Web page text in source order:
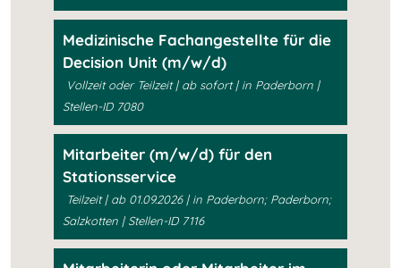
Medizinische Fachangestellte für die
Decision Unit (m/w/d)
Vollzeit oder Teilzeit | ab sofort | in Paderborn |
Stellen-ID 7080
Mitarbeiter (m/w/d) für den
Stationsservice
Teilzeit | ab 01.09.2026 | in Paderborn; Paderborn;
Salzkotten | Stellen-ID 7116